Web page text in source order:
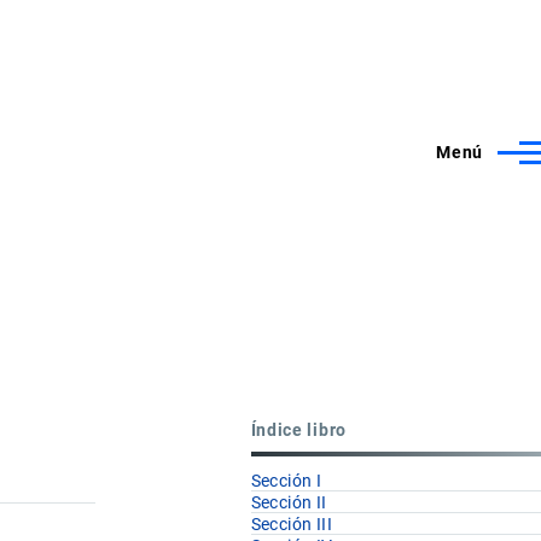
Menú
Índice libro
Sección I
Sección II
Sección III